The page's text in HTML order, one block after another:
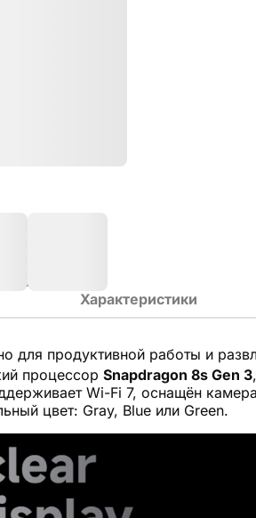
Характеристики
для продуктивной работы и
процессор Snapdragon 8s Gen 3,
Wi-Fi 7, оснащён
цвет: Gray, Blue или Green.